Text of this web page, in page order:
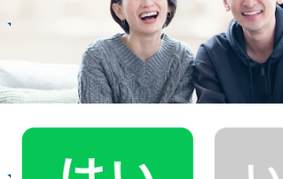
30代 共働き 子育て中
普段できない時間を過ごすことができ、休日が
とても充実しました。
お掃除